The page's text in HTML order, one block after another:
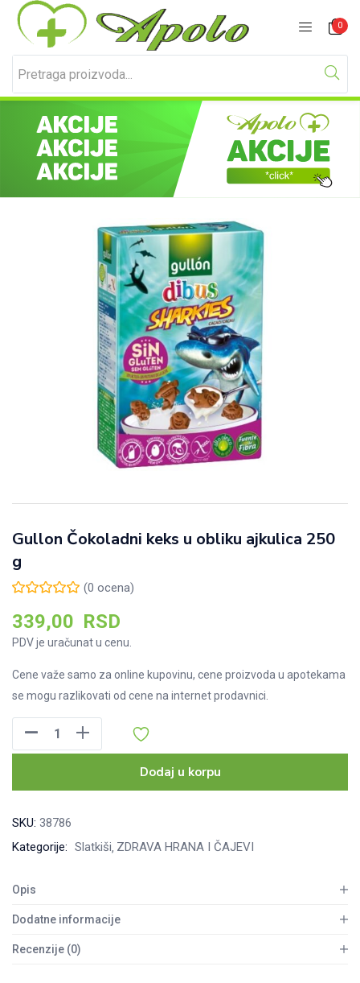
0
Prijavite se Registracija
Unesite svoje korisničko ime i lozinku za prijavu.
Gullon Čokoladni keks u obliku ajkulica 250
g
(0 ocena)
339,00 RSD
PDV je uračunat u cenu.
Cene važe samo za online kupovinu, cene proizvoda u apotekama
se mogu razlikovati od cene na internet prodavnici.
Čokoladni
u
250
količina
Dodaj u korpu
SKU: 38786
Kategorije: Slatkiši ZDRAVA HRANA I ČAJEVI
Opis
Dodatne informacije
Recenzije (0)